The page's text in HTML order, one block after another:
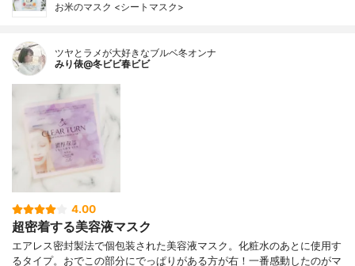
お米のマスク <シートマスク>
ツヤとラメが大好きなブルベ冬オンナ
みり俵@冬ビビ春ビビ
4.00
超密着する美容液マスク
エアレス密封製法で個包装された美容液マスク。化粧水のあとに使用す
るタイプ。おでこの部分にでっぱりがある方が右！一番感動したのがマ